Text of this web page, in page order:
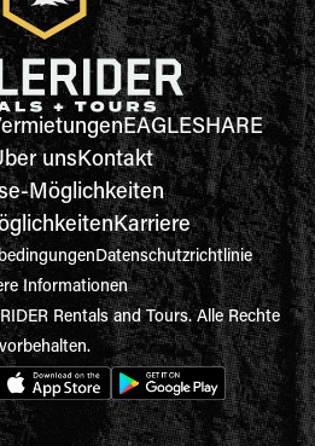
EAGLESHARE
unsKontakt
Möglichkeiten
Karriere
Datenschutzrichtlinie
Informationen
Rentals and Tours. Alle Rechte
vorbehalten.